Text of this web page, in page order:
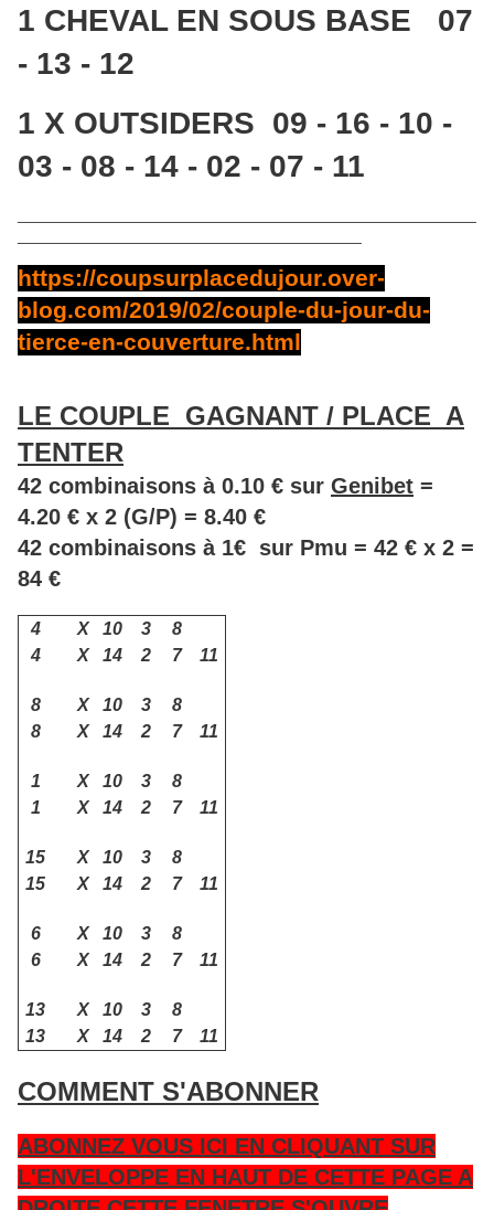
1 CHEVAL EN SOUS BASE 07
- 13 - 12
1 X OUTSIDERS 09 - 16 - 10 -
03 - 08 - 14 - 02 - 07 - 11
https://coupsurplacedujour.over-
blog.com/2019/02/couple-du-jour-du-
tierce-en-couverture.html
LE COUPLE GAGNANT / PLACE A
TENTER
42 combinaisons à 0.10 € sur Genibet =
4.20 € x 2 (G/P) = 8.40 €
42 combinaisons à 1€ sur Pmu = 42 € x 2 =
84 €
4 X 10 3
8
4
X 14 2 7 11
8 X 10 3
8
8
X 14 2 7 11
1 X 10 3
8
1
X 14 2 7 11
15 X 10 3
8
15
X 14 2 7 11
6 X 10 3
8
6
X 14 2 7 11
13 X 10 3
8
13
X 14 2 7 11
COMMENT S'ABONNER
ABONNEZ VOUS ICI EN CLIQUANT SUR
L'ENVELOPPE EN HAUT DE CETTE PAGE A